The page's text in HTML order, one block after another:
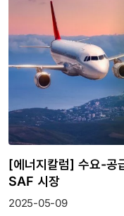
[에너지칼럼] 수요-공
SAF 시장
2025-05-09